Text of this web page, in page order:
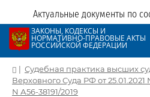
Актуальные документы по
ЗАКОНЫ, КОДЕКСЫ И
НОРМАТИВНО-ПРАВОВЫЕ АКТЫ
РОССИЙСКОЙ ФЕДЕРАЦИИ
| Судебная практика высших
Верховного Суда РФ от
N А56-38191/2019